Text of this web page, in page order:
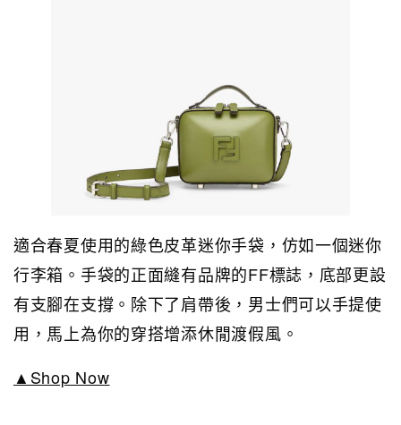
適合春夏使用的綠色皮革迷你手袋，仿如一個迷你
行李箱。手袋的正面縫有品牌的FF標誌，底部更設
有支腳在支撐。除下了肩帶後，男士們可以手提使
用，馬上為你的穿搭增添休閒渡假風。
▲Shop Now